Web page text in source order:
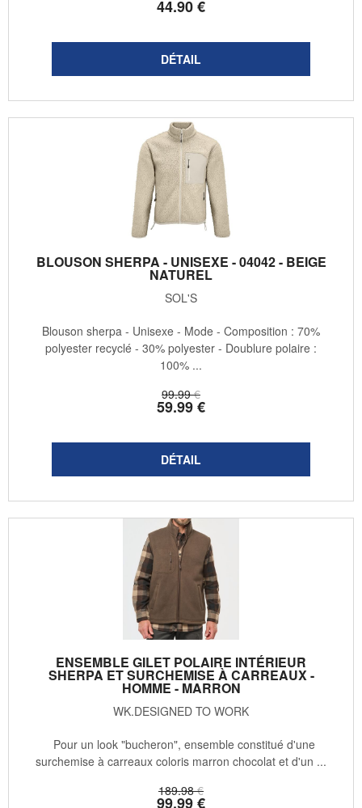
44.90€
BLOUSON SHERPA - UNISEXE - 04042 - BEIGE
NATUREL
SOL'S
99.99 €
59.99€
Blouson sherpa - Unisexe - Mode - Composition : 70%
polyester recyclé - 30% polyester - Doublure polaire :
100% ...
ENSEMBLE GILET POLAIRE INTÉRIEUR
SHERPA ET SURCHEMISE À CARREAUX -
HOMME - MARRON
WK.DESIGNED TO WORK
189.98 €
99.99€
Pour un look "bucheron", ensemble constitué d'une
surchemise à carreaux coloris marron chocolat et d'un ...